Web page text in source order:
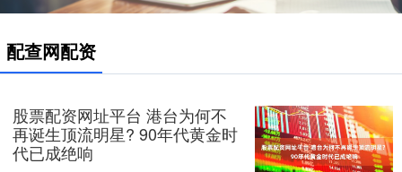
配查网配资
股票配资网址平台 港台为何不
再诞生顶流明星? 90年代黄金时
代已成绝响